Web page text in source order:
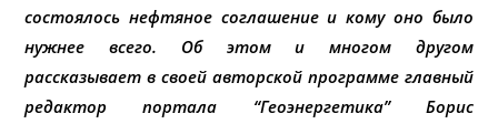
состоялось нефтяное соглашение и кому оно было
нужнее всего. Об этом и многом другом
рассказывает в своей авторской программе главный
редактор портала “Геоэнергетика” Борис